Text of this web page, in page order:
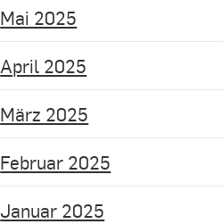
Mai 2025
April 2025
März 2025
Februar 2025
Januar 2025